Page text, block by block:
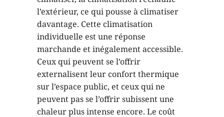
l’extérieur, ce qui pousse à climatiser
davantage. Cette climatisation
individuelle est une réponse
marchande et inégalement accessible.
Ceux qui peuvent se l’offrir
externalisent leur confort thermique
sur l’espace public, et ceux qui ne
peuvent pas se l’offrir subissent une
chaleur plus intense encore. Le coût